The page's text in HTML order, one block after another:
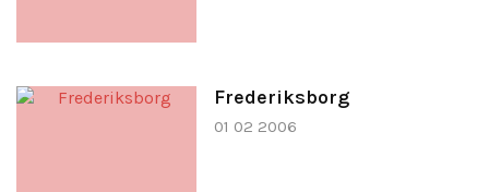
Frederiksborg
01 02 2006